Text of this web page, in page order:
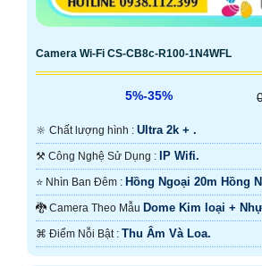
Camera Wi-Fi CS-CB8c-R100-1N4WFL
5%-35%
🔆 Chất lượng hình : Ultra 2k + .
⚒ Công Nghệ Sử Dụng : IP Wifi.
⭐ Nhìn Ban Đêm : Hồng Ngoại 20m Hồng
🐉️ Camera Theo Mẫu Dome Kim loại +
️⌘ Điểm Nỗi Bật : Thu Âm Và Loa.